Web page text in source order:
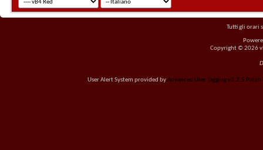
Tutti gli orari
Copyright © 2026
User Alert System provided byAdvanced User Tagging v3.2.5 Patch